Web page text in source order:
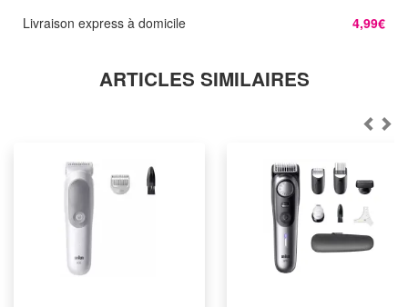
Livraison express à domicile 4,99€
ARTICLES SIMILAIRES